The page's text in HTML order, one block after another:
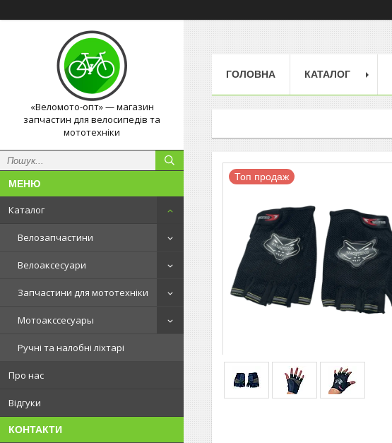
«Веломото-опт» — магазин
запчастин для велосипедів та
мототехніки
Каталог
Велозапчастини
Велоаксесуари
Запчастини для мототехніки
Мотоакссесуары
Ручні та налобні ліхтарі
Про нас
Відгуки
КОНТАКТИ
ГОЛОВНА КАТАЛОГ
Топ продаж